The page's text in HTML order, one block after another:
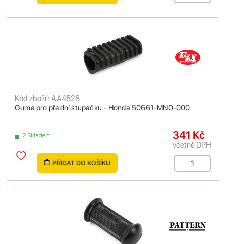
Guma pro přední stupačku - Honda 50661-MN0-000
Kód zboží : AA4528
2 Skladem 341 Kč
včetně DPH
PŘIDAT DO KOŠÍKU